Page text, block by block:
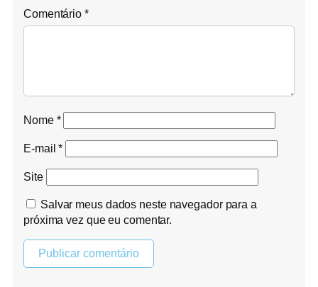
Comentário *
Nome *
E-mail*
Site
Salvar meus dados neste navegador para a
próxima vez que eu comentar.